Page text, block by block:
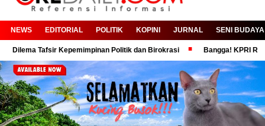
NEWS EDITORIAL POLITIK KOPINI JURNAL SENI BUDAYA
Tafsir Kepemimpinan Politik dan Birokrasi Bangga! KPRI RSUD